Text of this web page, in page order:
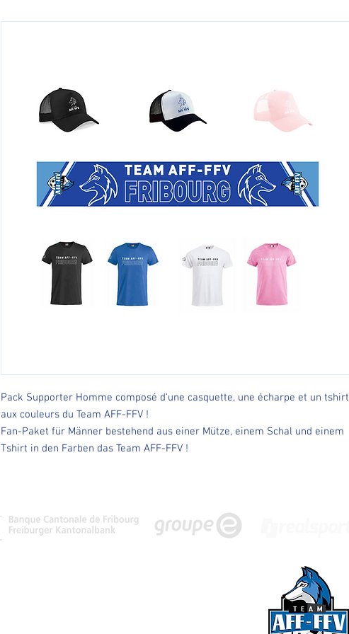
Pack Supporter Homme composé d'une casquette, une écharpe et un tshirt
aux couleurs du Team AFF-FFV !
Fan-Paket für Männer bestehend aus einer Mütze, einem Schal und einem
Tshirt in den Farben das Team AFF-FFV !